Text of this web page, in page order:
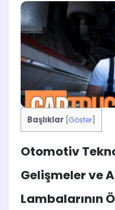
Başlıklar Göster
Otomotiv
Gelişmeler ve
Lambalarının